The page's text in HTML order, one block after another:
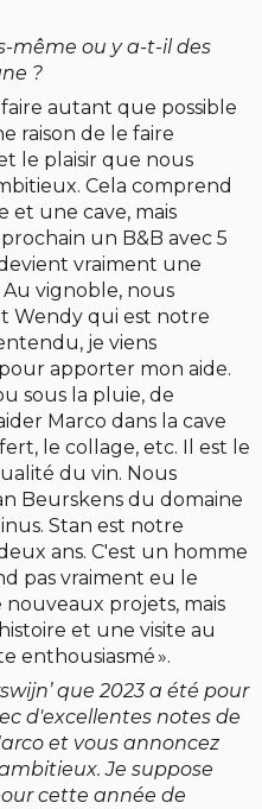
même ou y a-t-il des
?
autant que possible
raison de le faire
le plaisir que nous
Cela comprend
et une cave, mais
un B&B avec 5
vraiment une
vignoble, nous
Wendy qui est notre
je viens
apporter mon aide.
sous la pluie, de
Marco dans la cave
le collage, etc. Il est le
du vin. Nous
Beurskens du domaine
Stan est notre
ans. C'est un homme
pas vraiment eu le
projets, mais
et une visite au
enthousiasmé ».
que 2023 a été pour
d'excellentes notes de
et vous annoncez
Je suppose
cette année de